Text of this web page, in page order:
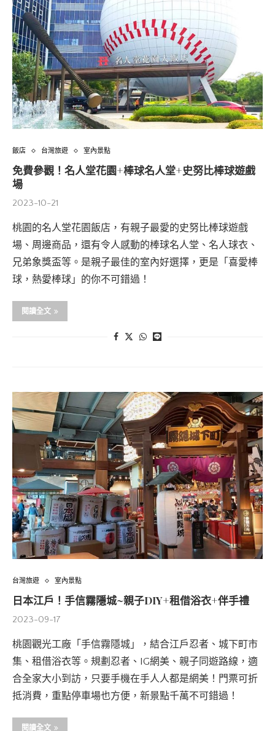
飯店 台灣旅遊 室內景點
免費參觀！名人堂花園+棒球名人堂+史努比棒球遊戲
場
2023-10-21
桃園的名人堂花園飯店，有親子最愛的史努比棒球遊戲
場、周邊商品，還有令人感動的棒球名人堂、名人球衣、
兄弟象獎盃等。是親子最佳的室內好選擇，更是「喜愛棒
球，熱愛棒球」的你不可錯過！
閱讀全文
台灣旅遊 室內景點
日本江戶！手信霧隱城~親子DIY+租借浴衣+伴手禮
2023-09-17
桃園觀光工廠「手信霧隱城」，結合江戶忍者、城下町市
集、租借浴衣等。規劃忍者、IG網美、親子同遊路線，適
合全家大小到訪，只要手機在手人人都是網美！門票可折
抵消費，重點停車場也方便，新景點千萬不可錯過！
閱讀全文